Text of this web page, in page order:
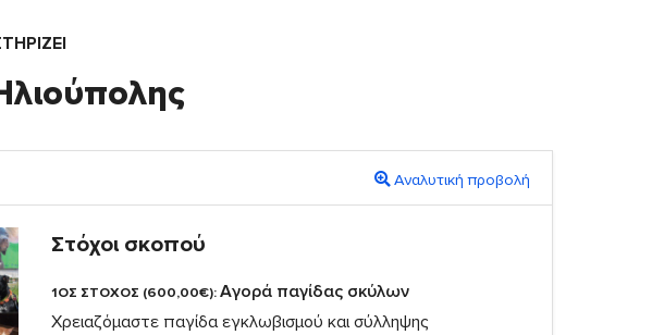
Αναλυτική προβολή
Στόχοι σκοπού
1ΟΣ ΣΤΟΧΟΣ (600,00€):Αγορά παγίδας σκύλων
Χρειαζόμαστε παγίδα εγκλωβισμού και σύλληψης